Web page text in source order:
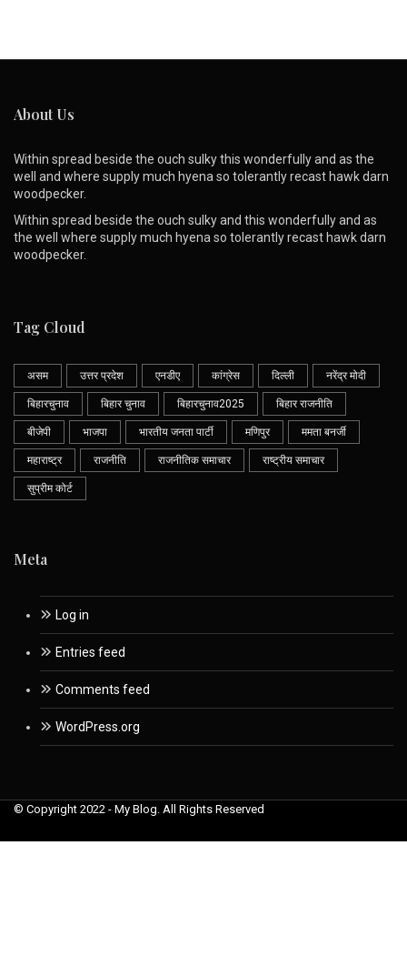
About Us
Within spread beside the ouch sulky this wonderfully and as the
well and where supply much hyena so tolerantly recast hawk darn
woodpecker.
Within spread beside the ouch sulky and this wonderfully and as
the well where supply much hyena so tolerantly recast hawk darn
woodpecker.
Tag Cloud
असम उत्तर प्रदेश एनडीए कांग्रेस दिल्ली नरेंद्र मोदी
बिहारचुनाव बिहार चुनाव बिहारचुनाव2025 बिहार राजनीति
बीजेपी भाजपा भारतीय जनता पार्टी मणिपुर ममता बनर्जी
महाराष्ट्र राजनीति राजनीतिक समाचार राष्ट्रीय समाचार
सुप्रीम कोर्ट
Meta
Log in
Entries feed
Comments feed
WordPress.org
© Copyright 2022 - My Blog. All Rights Reserved